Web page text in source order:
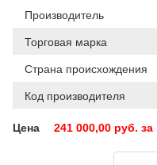
Производитель
Торговая марка
Страна происхождения
Код производителя
Цена 241 000,00 руб. за